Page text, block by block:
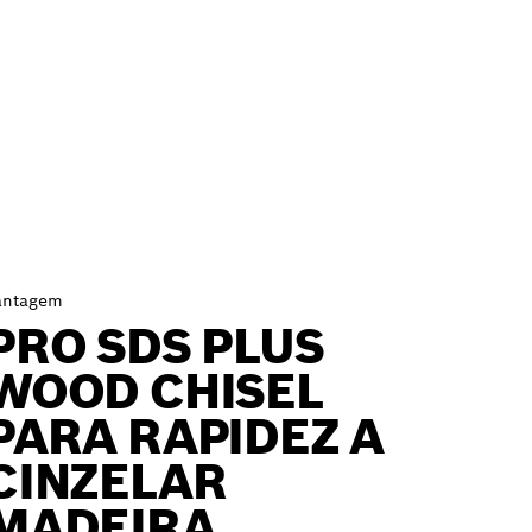
SDS PLUS
CHISEL
RAPIDEZ A